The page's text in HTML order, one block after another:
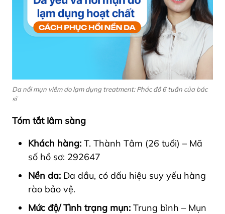
Da nổi mụn viêm do lạm dụng treatment: Phác đồ 6 tuần của bác
sĩ
Tóm tắt lâm sàng
Khách hàng: T. Thành Tâm (26 tuổi) – Mã
số hồ sơ: 292647
Nền da: Da dầu, có dấu hiệu suy yếu hàng
rào bảo vệ.
Mức độ/ Tình trạng mụn: Trung bình – Mụn